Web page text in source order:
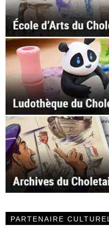
PARTENAIRE CULTUREL